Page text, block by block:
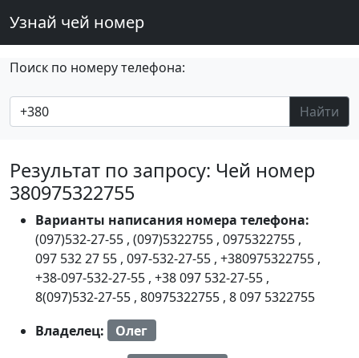
Узнай чей номер
Поиск по номеру телефона:
Найти
Результат по запросу: Чей номер
380975322755
Варианты написания номера телефона:
(097)532-27-55 , (097)5322755 , 0975322755 ,
097 532 27 55 , 097-532-27-55 , +380975322755 ,
+38-097-532-27-55 , +38 097 532-27-55 ,
8(097)532-27-55 , 80975322755 , 8 097 5322755
Владелец:
Олег